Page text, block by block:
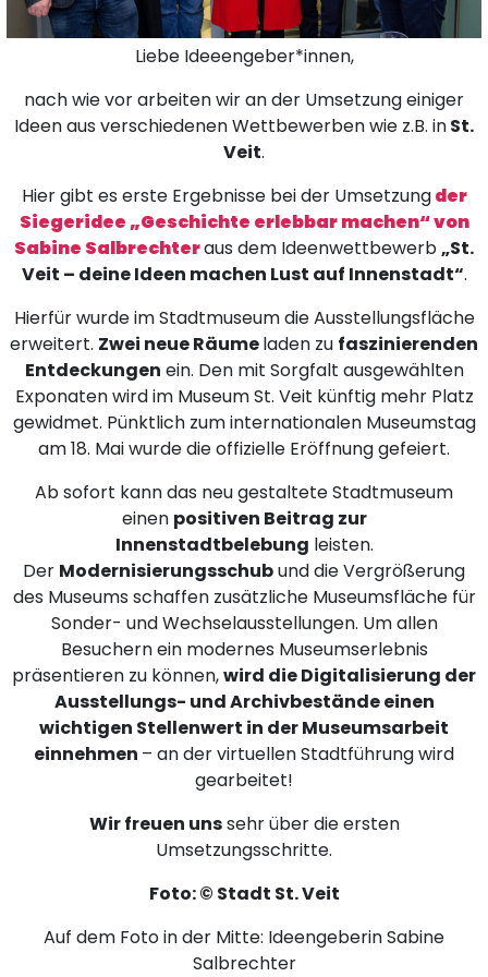
Liebe Ideeengeber*innen,
nach wie vor arbeiten wir an der Umsetzung einiger
Ideen aus verschiedenen Wettbewerben wie z.B. inSt.
Veit.
Hier gibt es erste Ergebnisse bei der Umsetzungder
Siegeridee „Geschichte erlebbar machen“ von
Sabine Salbrechteraus dem Ideenwettbewerb„St.
Veit – deine Ideen machen Lust auf Innenstadt“.
Hierfür wurde im Stadtmuseum die Ausstellungsfläche
erweitert. Zwei neue Räumeladen zu faszinierenden
Entdeckungen ein. Den mit Sorgfalt ausgewählten
Exponaten wird im Museum St. Veit künftig mehr Platz
gewidmet. Pünktlich zum internationalen Museumstag
am 18. Mai wurde die offizielle Eröffnung gefeiert.
Ab sofort kann das neu gestaltete Stadtmuseum
einen positiven Beitrag zur
Innenstadtbelebung leisten.
Der Modernisierungsschubund die Vergrößerung
des Museums schaffen zusätzliche Museumsfläche für
Sonder- und Wechselausstellungen. Um allen
Besuchern ein modernes Museumserlebnis
präsentieren zu können,wird die Digitalisierung der
Ausstellungs- und Archivbestände einen
wichtigen Stellenwert in der Museumsarbeit
einnehmen – an der virtuellen Stadtführung wird
gearbeitet!
Wir freuen unssehr über die ersten
Umsetzungsschritte.
Foto: © Stadt St. Veit
Auf dem Foto in der Mitte: Ideengeberin Sabine
Salbrechter